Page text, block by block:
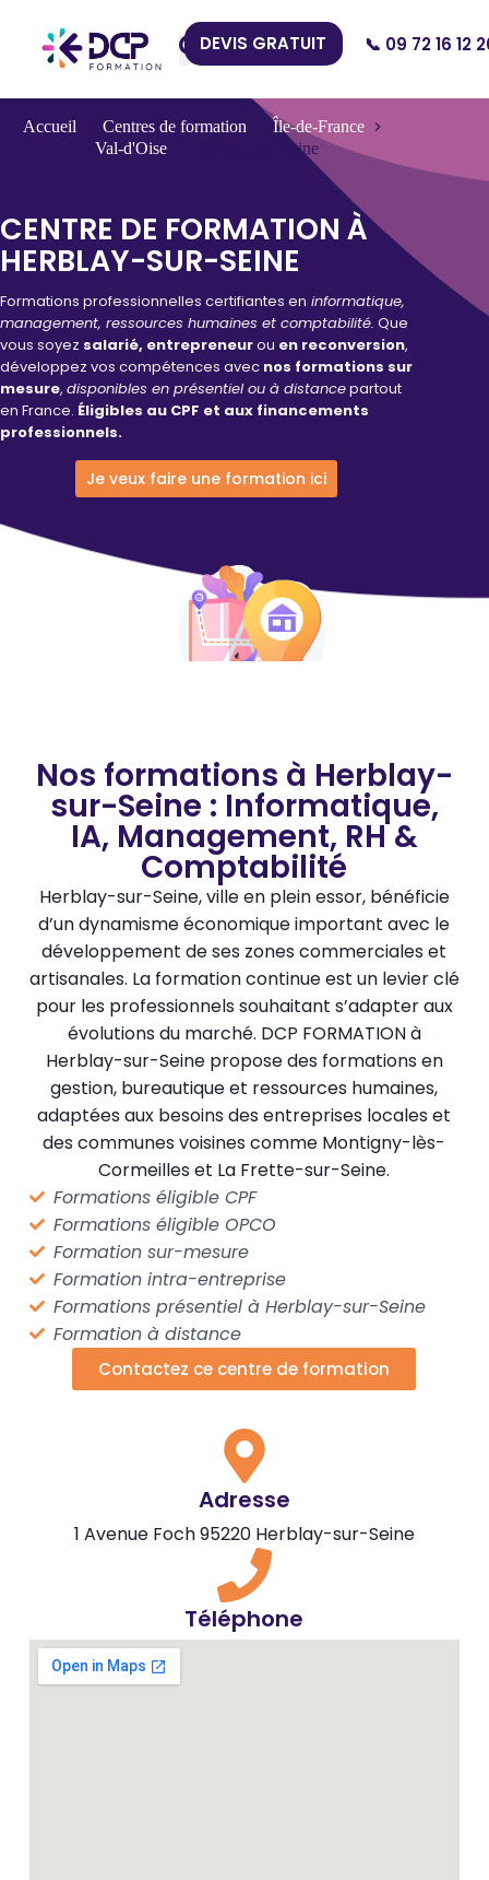
DEVIS GRATUIT 📞 09 72 16 12
Accueil Centres de formation
Île-de-France
Val-d'Oise
Herblay-sur-Seine
CENTRE DE FORMATION À
HERBLAY-SUR-SEINE
Formations professionnelles certifiantes en informatique,
management, ressources humaines et comptabilité. Que
vous soyez salarié, entrepreneurou en reconversion,
développez vos compétences avec nos formations sur
mesure, disponibles en présentiel ou à distancepartout
en France. Éligibles au CPF et aux financements
professionnels.
Je veux faire une formation ici
Nos formations à Herblay-
sur-Seine : Informatique,
IA, Management, RH &
Comptabilité
Herblay-sur-Seine, ville en plein essor, bénéficie
d’un dynamisme économique important avec le
développement de ses zones commerciales et
artisanales. La formation continue est un levier clé
pour les professionnels souhaitant s’adapter aux
évolutions du marché. DCP FORMATION à
Herblay-sur-Seine propose des formations en
gestion, bureautique et ressources humaines,
adaptées aux besoins des entreprises locales et
des communes voisines comme Montigny-lès-
Cormeilles et La Frette-sur-Seine.
Formations éligible CPF
Formations éligible OPCO
Formation sur-mesure
Formation intra-entreprise
Formations présentiel à Herblay-sur-Seine
Formation à distance
Contactez ce centre de formation
Adresse
1 Avenue Foch 95220 Herblay-sur-Seine
Téléphone